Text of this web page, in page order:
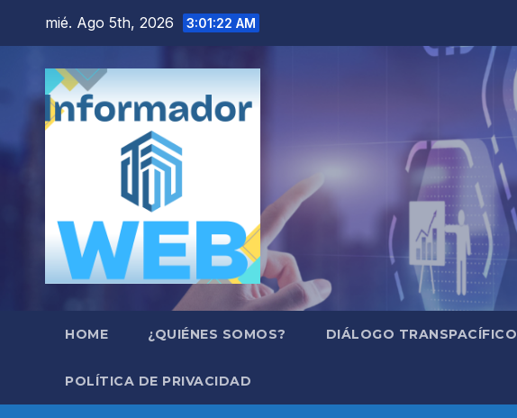
contenido
mié. Ago 5th, 2026 3:01:23 AM
HOME ¿QUIÉNES SOMOS? DIÁLOGO TRANSPACÍFICO
POLÍTICA DE PRIVACIDAD